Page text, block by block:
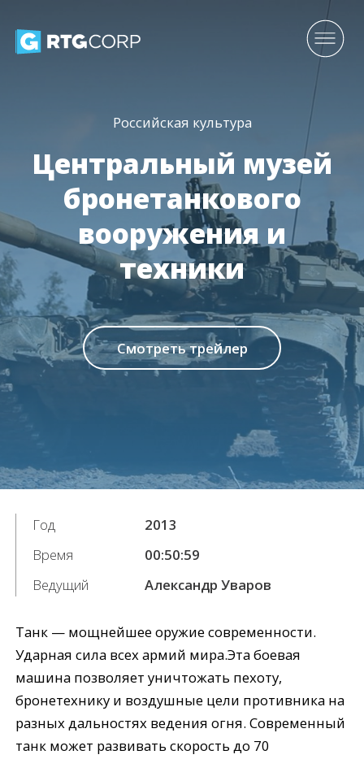
Российская культура
Центральный музей
бронетанкового
вооружения и
техники
Смотреть трейлер
Год
2013
Время
00:50:59
Ведущий
Александр Уваров
Танк — мощнейшее оружие современности.
Ударная сила всех армий мира.Эта боевая
машина позволяет уничтожать пехоту,
бронетехнику и воздушные цели противника на
разных дальностях ведения огня. Современный
танк может развивать скорость до 70